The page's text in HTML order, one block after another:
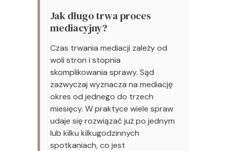
Jak długo trwa proces
mediacyjny?
Czas trwania mediacji zależy od
woli stron i stopnia
skomplikowania sprawy. Sąd
zazwyczaj wyznacza na mediację
okres od jednego do trzech
miesięcy. W praktyce wiele spraw
udaje się rozwiązać już po jednym
lub kilku kilkugodzinnych
spotkaniach, co jest